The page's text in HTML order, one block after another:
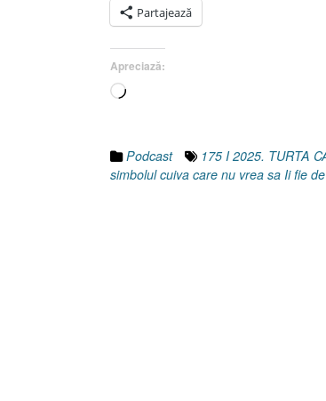
Partajează
Apreciază:
Încarc...
Podcast 175 I 2025. TURTA
simbolul cuiva care nu vrea sa Ii fie